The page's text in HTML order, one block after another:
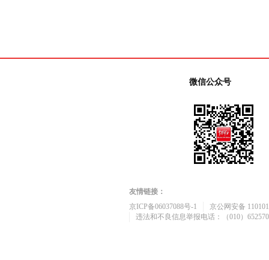
微信公众号
友情链接：
京ICP备06037088号-1
京公网安备
违法和不良信息举报电话：（010）